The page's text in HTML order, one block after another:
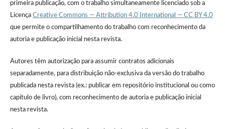
primeira publicação, com o trabalho simultaneamente licenciado sob a
Licença Creative Commons — Attribution 4.0 International — CC BY 4.0
que permite o compartilhamento do trabalho com reconhecimento da
autoria e publicação inicial nesta revista.
Autores têm autorização para assumir contratos adicionais
separadamente, para distribuição não-exclusiva da versão do trabalho
publicada nesta revista (ex.: publicar em repositório institucional ou como
capítulo de livro), com reconhecimento de autoria e publicação inicial
nesta revista.